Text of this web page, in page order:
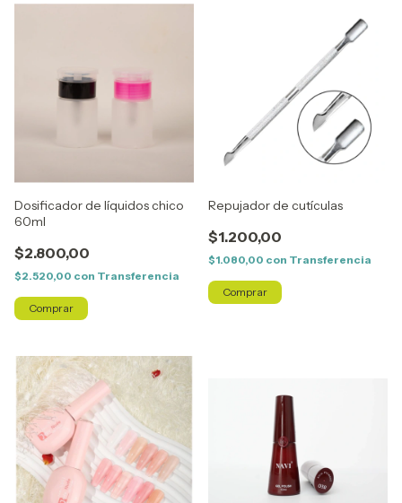
Dosificador de líquidos chico
60ml
$2.800,00
$2.520,00 con Transferencia
Repujador de cutículas
$1.200,00
$1.080,00 con Transferencia